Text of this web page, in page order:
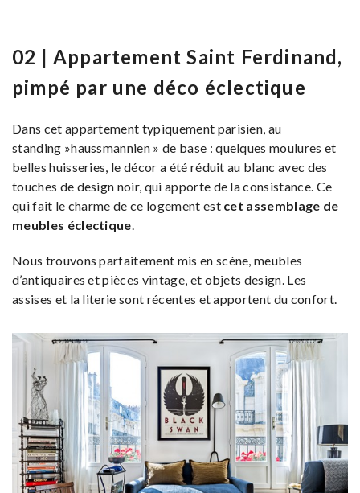
02 | Appartement Saint Ferdinand,
pimpé par une déco éclectique
Dans cet appartement typiquement parisien, au
standing »haussmannien » de base : quelques moulures et
belles huisseries, le décor a été réduit au blanc avec des
touches de design noir, qui apporte de la consistance. Ce
qui fait le charme de ce logement estcet assemblage de
meubles éclectique.
Nous trouvons parfaitement mis en scène, meubles
d’antiquaires et pièces vintage, et objets design. Les
assises et la literie sont récentes et apportent du confort.